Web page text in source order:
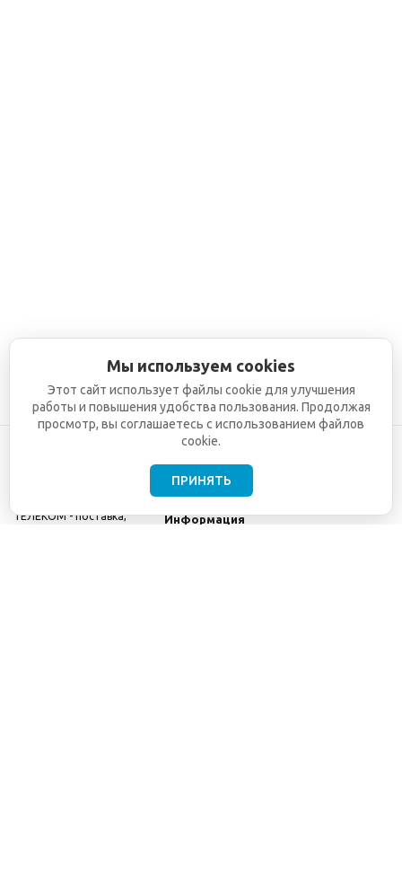
ТЕЛЕКОМ - поставка,
Информация
Мы используем cookies
Этот сайт использует файлы cookie для улучшения
работы и повышения удобства пользования. Продолжая
просмотр, вы соглашаетесь с использованием файлов
cookie.
ПРИНЯТЬ